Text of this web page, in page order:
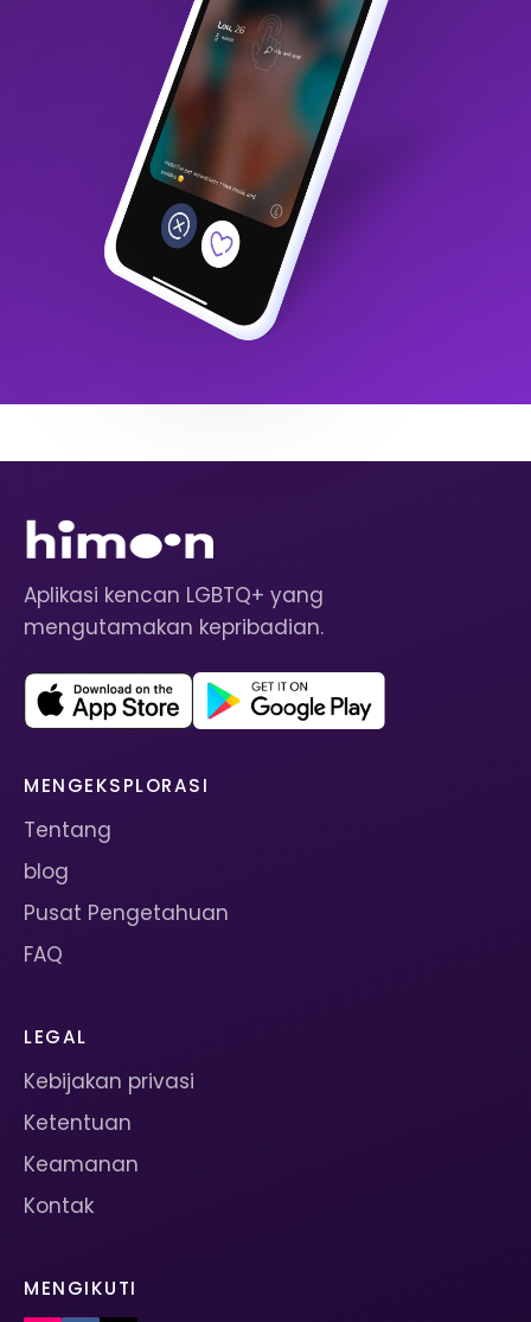
Aplikasi kencan LGBTQ+ yang
mengutamakan kepribadian.
MENGEKSPLORASI
Tentang
blog
Pusat Pengetahuan
FAQ
LEGAL
Kebijakan privasi
Ketentuan
Keamanan
Kontak
MENGIKUTI